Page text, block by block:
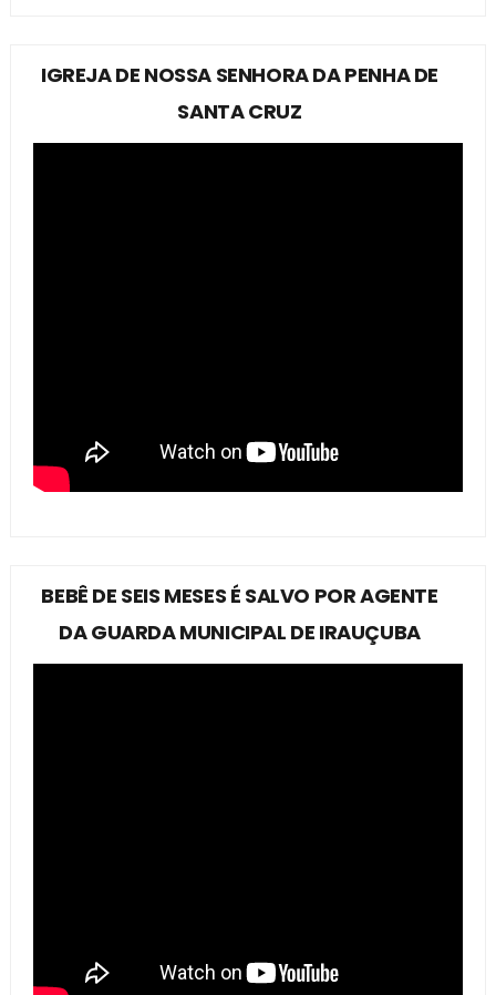
IGREJA DE NOSSA SENHORA DA PENHA DE
SANTA CRUZ
BEBÊ DE SEIS MESES É SALVO POR AGENTE
DA GUARDA MUNICIPAL DE IRAUÇUBA